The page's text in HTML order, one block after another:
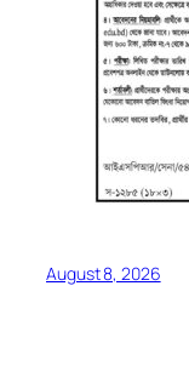
August 8, 2026